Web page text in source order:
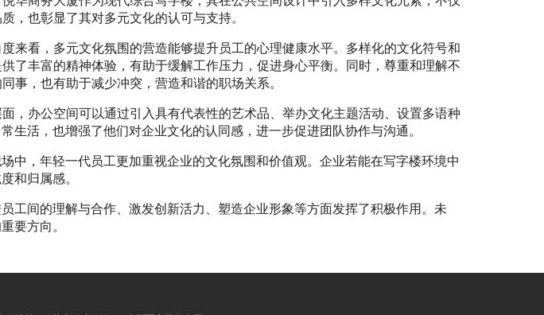
，也彰显了其对多元文化的认可与支持。
来看，多元文化氛围的营造能够提升员工的心理健康水平。多样化的文化符号和
了丰富的精神体验，有助于缓解工作压力，促进身心平衡。同时，尊重和理解不
事，也有助于减少冲突，营造和谐的职场关系。
，办公空间可以通过引入具有代表性的艺术品、举办文化主题活动、设置多语种
活，也增强了他们对企业文化的认同感，进一步促进团队协作与沟通。
中，年轻一代员工更加重视企业的文化氛围和价值观。企业若能在写字楼环境中
和归属感。
工间的理解与合作、激发创新活力、塑造企业形象等方面发挥了积极作用。未
要方向。